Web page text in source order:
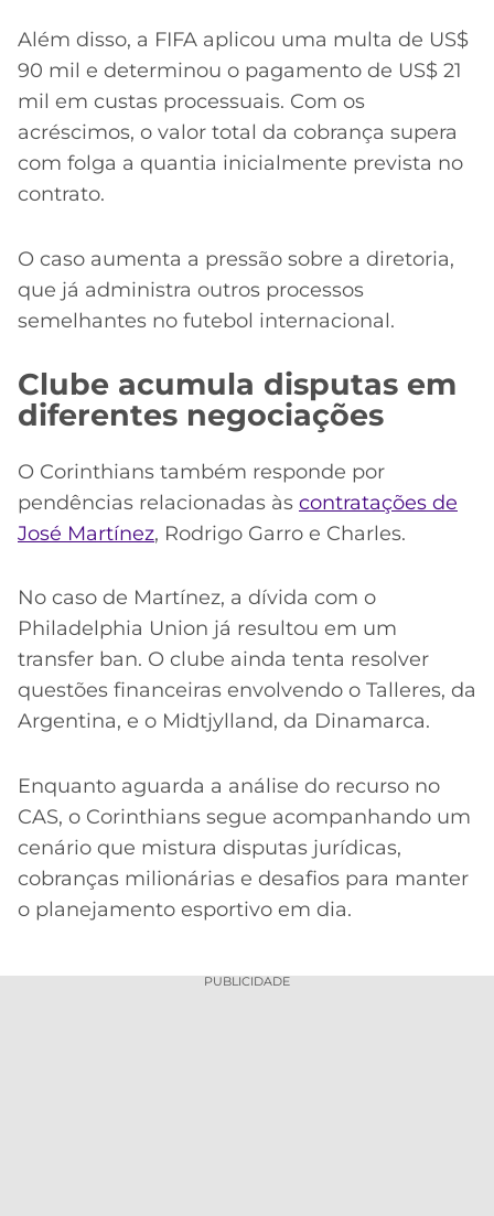
Além disso, a FIFA aplicou uma multa de US$
90 mil e determinou o pagamento de US$ 21
mil em custas processuais. Com os
acréscimos, o valor total da cobrança supera
com folga a quantia inicialmente prevista no
contrato.
O caso aumenta a pressão sobre a diretoria,
que já administra outros processos
semelhantes no futebol internacional.
Clube acumula disputas em
diferentes negociações
O Corinthians também responde por
pendências relacionadas às contratações de
José Martínez, Rodrigo Garro e Charles.
No caso de Martínez, a dívida com o
Philadelphia Union já resultou em um
transfer ban. O clube ainda tenta resolver
questões financeiras envolvendo o Talleres, da
Argentina, e o Midtjylland, da Dinamarca.
Enquanto aguarda a análise do recurso no
CAS, o Corinthians segue acompanhando um
cenário que mistura disputas jurídicas,
cobranças milionárias e desafios para manter
o planejamento esportivo em dia.
PUBLICIDADE